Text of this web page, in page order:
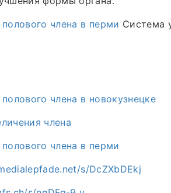
члена в перми Система
члена в новокузнецке
члена
члена в перми
s/DcZXbDEkj